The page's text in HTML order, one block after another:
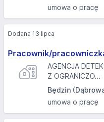
umowa o pracę
Pracownik/
AGENCJA
Z OGRANICZO...
Będzin
umowa o pracę
Dodana 13 lipca